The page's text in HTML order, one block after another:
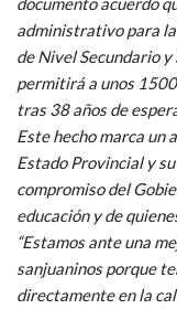
administrativo para
de Nivel Secundario
permitirá a unos
tras 38 años de
Este hecho marca un
Estado Provincial y
compromiso del
educación y de
“Estamos ante una
sanjuaninos porque
directamente en la